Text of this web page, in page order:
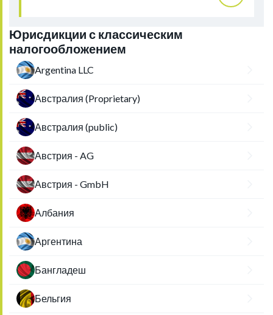
Юрисдикции с классическим
налогообложением
Argentina LLC
Австралия (Proprietary)
Австралия (public)
Австрия - AG
Австрия - GmbH
Албания
Аргентина
Бангладеш
Бельгия